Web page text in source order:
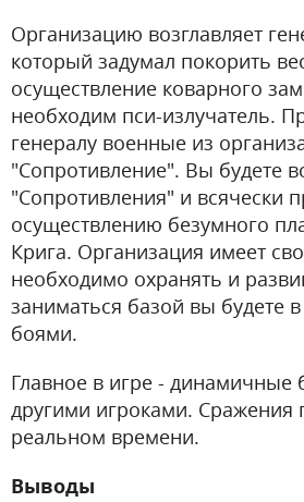
Организацию возглавляет
который задумал покорить
осуществление коварного
необходим пси-излучатель.
генералу военные из
"Сопротивление". Вы будете
"Сопротивления" и всячески
осуществлению безумного
Крига. Организация имеет
необходимо охранять и
заниматься базой вы будете
боями.
Главное в игре - динамичные
другими игроками. Сражения
реальном времени.
Выводы